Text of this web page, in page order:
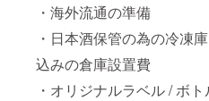
・海外流通の準備
・日本酒保管の為の冷凍庫
込みの倉庫設置費
・オリジナルラベル / ボト